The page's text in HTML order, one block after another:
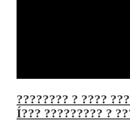
???????? ? ????
Í??? ????????? ?